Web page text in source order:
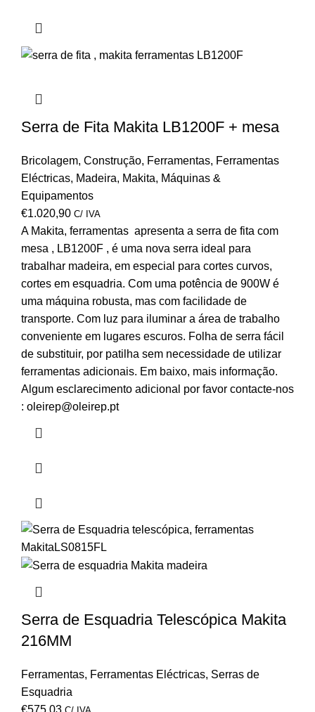
Serra de Fita Makita LB1200F + mesa
Bricolagem, Construção, Ferramentas, Ferramentas
Eléctricas, Madeira, Makita, Máquinas &
Equipamentos
€1.020,90 C/ IVA
A Makita, ferramentas apresenta a serra de fita com
mesa , LB1200F , é uma nova serra ideal para
trabalhar madeira, em especial para cortes curvos,
cortes em esquadria. Com uma potência de 900W é
uma máquina robusta, mas com facilidade de
transporte. Com luz para iluminar a área de trabalho
conveniente em lugares escuros. Folha de serra fácil
de substituir, por patilha sem necessidade de utilizar
ferramentas adicionais. Em baixo, mais informação.
Algum esclarecimento adicional por favor contacte-nos
: oleirep@oleirep.pt
Serra de Esquadria Telescópica Makita
216MM
Ferramentas, Ferramentas Eléctricas, Serras de
Esquadria